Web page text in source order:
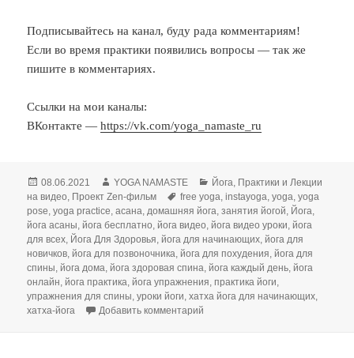
Подписывайтесь на канал, буду рада комментариям!
Если во время практики появились вопросы — так же
пишите в комментариях.
Ссылки на мои каналы:
ВКонтакте —https://vk.com/yoga_namaste_ru
Опубликовано
08.06.2021 Автор
YOGA NAMASTE Рубрики
Йога, Практики и Лекции
на видео, Проект Zen-фильм Метки
free yoga,instayoga,yoga,yoga
pose,yoga practice,асана,домашняя йога,занятия йогой, Йога,
йога асаны,йога бесплатно,йога видео,йога видео уроки,йога
для всех, Йога Для Здоровья,йога для начинающих,йога для
новичков,йога для позвоночника,йога для похудения,йога для
спины,йога дома,йога здоровая спина,йога каждый день,йога
онлайн,йога практика,йога упражнения,практика йоги,
упражнения для спины,уроки йоги,хатха йога для начинающих,
хатха-йога
Добавить комментарий